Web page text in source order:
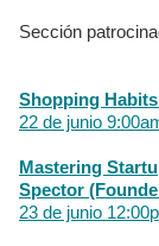
Sección
Shopping
22 de junio
Mastering
Spector
23 de junio